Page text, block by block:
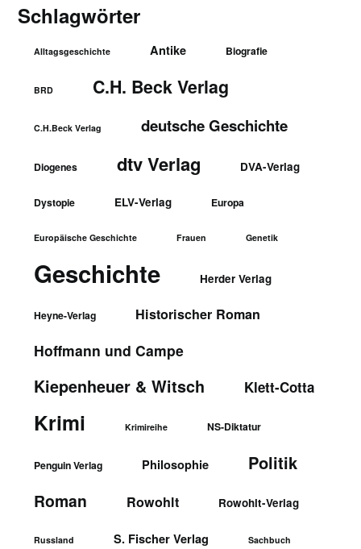
Schlagwörter
Alltagsgeschichte Antike Biografie
BRD C.H. Beck Verlag
C.H.Beck Verlag deutsche Geschichte
Diogenes dtv Verlag DVA-Verlag
Dystopie ELV-Verlag Europa
Europäische Geschichte Frauen Genetik
Geschichte Herder Verlag
Heyne-Verlag Historischer Roman
Hoffmann und Campe
Kiepenheuer & Witsch Klett-Cotta
Krimi Krimireihe NS-Diktatur
Penguin Verlag Philosophie Politik
Roman Rowohlt Rowohlt-Verlag
Russland S. Fischer Verlag Sachbuch